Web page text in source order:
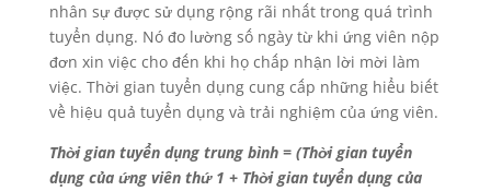
nhân sự được sử dụng rộng rãi nhất trong quá trình
tuyển dụng. Nó đo lường số ngày từ khi ứng viên nộp
đơn xin việc cho đến khi họ chấp nhận lời mời làm
việc. Thời gian tuyển dụng cung cấp những hiểu biết
về hiệu quả tuyển dụng và trải nghiệm của ứng viên.
Thời gian tuyển dụng trung bình = (Thời gian tuyển
dụng của ứng viên thứ 1 + Thời gian tuyển dụng của